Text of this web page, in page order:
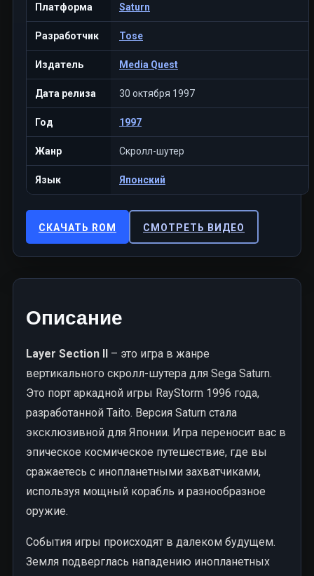
Платформа Saturn
Разработчик Tose
Издатель Media Quest
Дата релиза 30 октября 1997
Год 1997
Жанр Скролл-шутер
Язык Японский
СКАЧАТЬ ROM СМОТРЕТЬ ВИДЕО
Описание
Layer Section II
– это игра в жанре
вертикального скролл-шутера для Sega Saturn.
Это порт аркадной игры RayStorm 1996 года,
разработанной Taito. Версия Saturn стала
эксклюзивной для Японии. Игра переносит вас в
эпическое космическое путешествие, где вы
сражаетесь с инопланетными захватчиками,
используя мощный корабль и разнообразное
оружие.
События игры происходят в далеком будущем.
Земля подверглась нападению инопланетных